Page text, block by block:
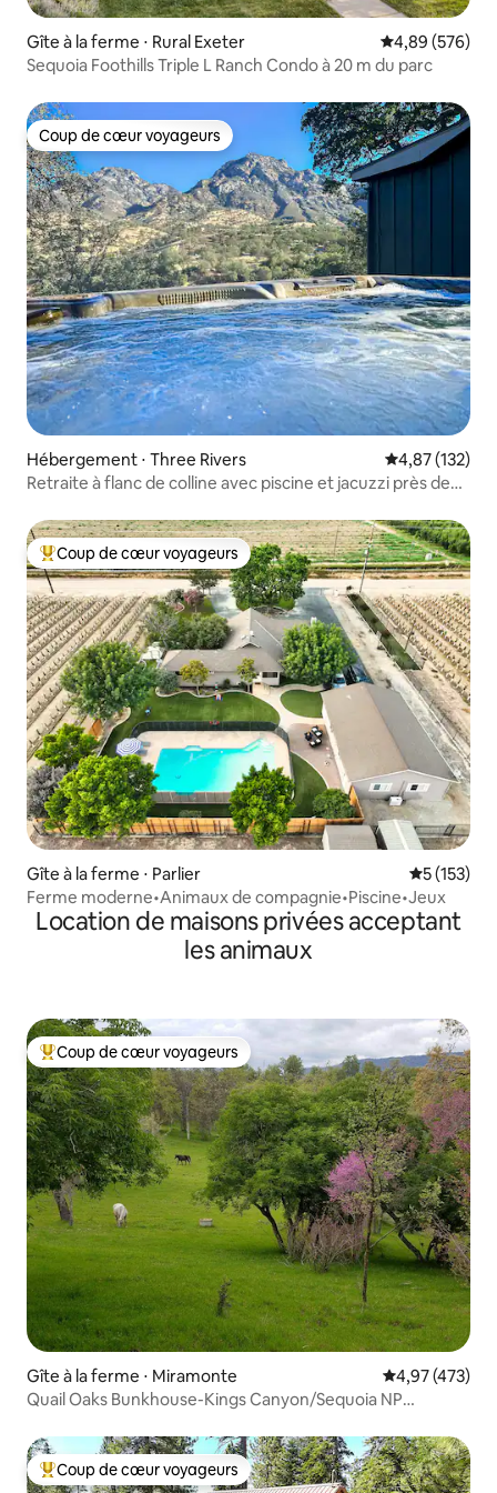
Gîte à la ferme ⋅ Rural Exeter Évaluation
4,89 (576)
Sequoia Foothills Triple L Ranch Condo à 20 m du parc
Coup de cœur voyageurs
Coup de cœur voyageurs
Hébergement ⋅ Three Rivers Évaluation
4,87 (132)
Retraite à flanc de colline avec piscine et jacuzzi près de
Coups de cœur voyageurs les plus appréciés
Coup de cœur voyageurs
Gîte à la ferme ⋅ Parlier Évaluation
5 (153)
Ferme moderne•Animaux de compagnie•Piscine•Jeux
Location de maisons privées acceptant
les animaux
Coups de cœur voyageurs les plus appréciés
Coup de cœur voyageurs
Gîte à la ferme ⋅ Miramonte Évaluation
4,97 (473)
Quail Oaks Bunkhouse-Kings Canyon/Sequoia NP
Coups de cœur voyageurs les plus appréciés
Coup de cœur voyageurs